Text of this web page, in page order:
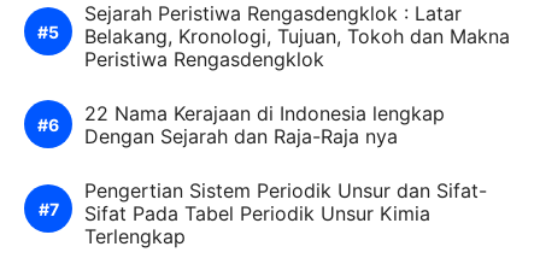
Sejarah Peristiwa Rengasdengklok : Latar
Belakang, Kronologi, Tujuan, Tokoh dan Makna
Peristiwa Rengasdengklok
22 Nama Kerajaan di Indonesia lengkap
Dengan Sejarah dan Raja-Raja nya
Pengertian Sistem Periodik Unsur dan Sifat-
Sifat Pada Tabel Periodik Unsur Kimia
Terlengkap